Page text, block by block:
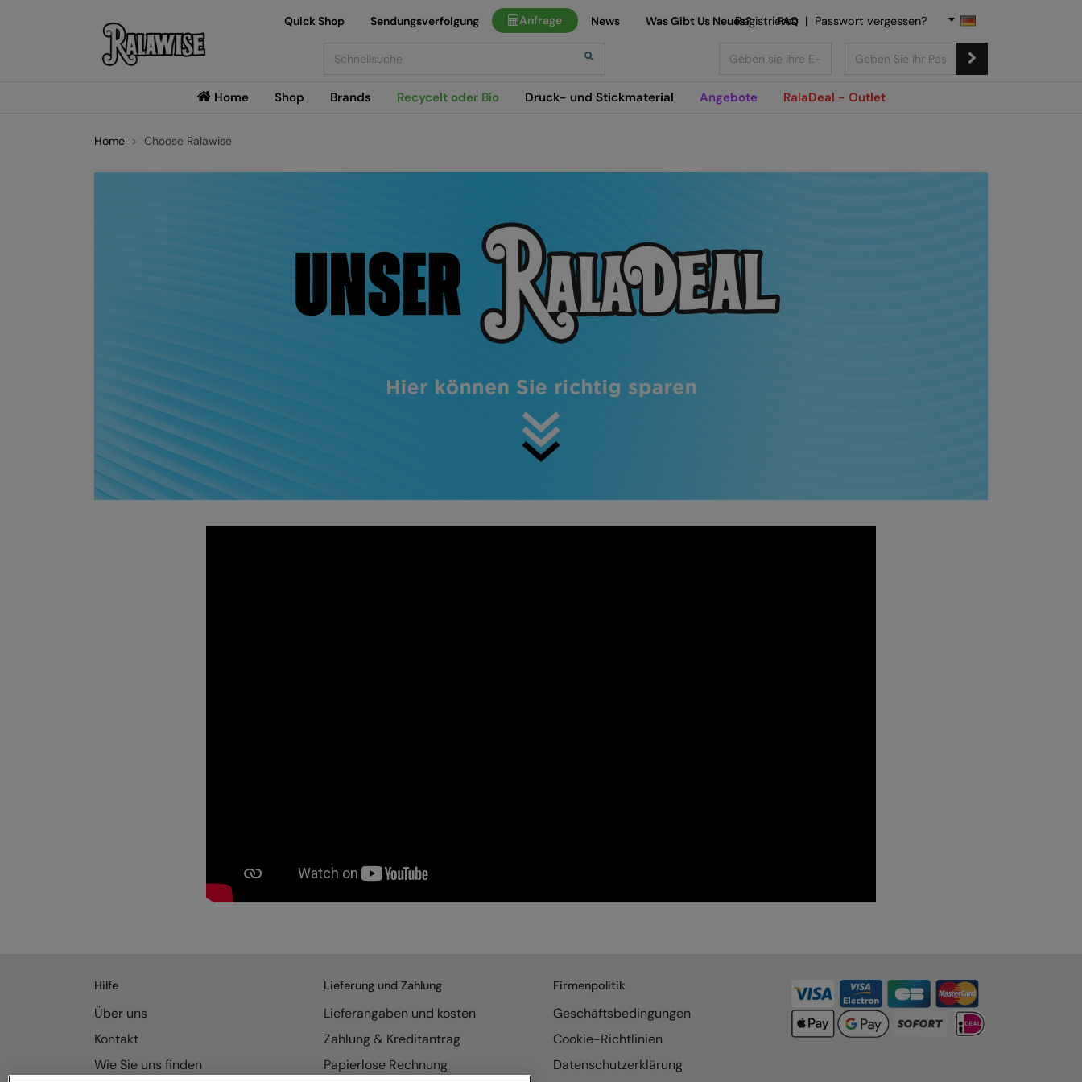
Home Shop Brands Recycelt oder Bio Druck- und Stickmaterial Angebote RalaDeal - Outlet
Quick Shop Sendungsverfolgung Anfrage News Was Gibt Us Neues? FAQ
Registrieren | Passwort vergessen?
Home Choose Ralawise
Hilfe
Über uns
Kontakt
Wie Sie uns finden
Lieferung und Zahlung
Lieferangaben und kosten
Zahlung & Kreditantrag
Papierlose Rechnung
Firmenpolitik
Geschäftsbedingungen
Cookie-Richtlinien
Datenschutzerklärung